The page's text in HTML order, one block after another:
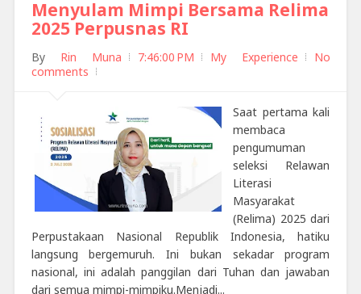
Menyulam Mimpi Bersama Relima
2025 Perpusnas RI
By Rin Muna 7:46:00 PM My Experience
No
comments
Saat pertama kali
membaca
pengumuman
seleksi Relawan
Literasi
Masyarakat
(Relima) 2025 dari
Perpustakaan Nasional Republik Indonesia, hatiku
langsung bergemuruh. Ini bukan sekadar program
nasional, ini adalah panggilan dari Tuhan dan jawaban
dari semua mimpi-mimpiku.Menjadi...